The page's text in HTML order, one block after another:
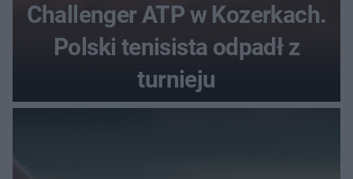
Challenger ATP w Kozerkach.
Polski tenisista odpadł z
turnieju